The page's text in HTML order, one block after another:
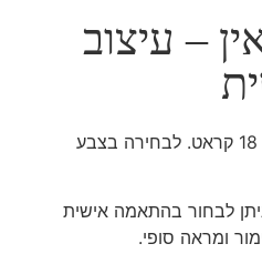
– עיצוב
טבעות נישואין מזהב 14 או 18 קראט. לבחירה בצבע
לבחור בהתאמה אישית
ומראה סופי.